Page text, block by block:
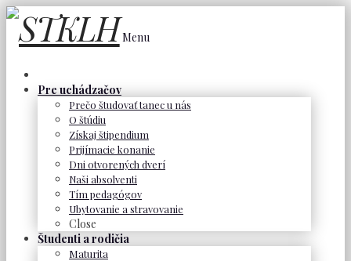
Menu
Pre uchádzačov
Prečo študovať tanec u nás
O štúdiu
Získaj štipendium
Prijímacie konanie
Dni otvorených dverí
Naši absolventi
Tím pedagógov
Ubytovanie a stravovanie
Close
Študenti a rodičia
Maturita